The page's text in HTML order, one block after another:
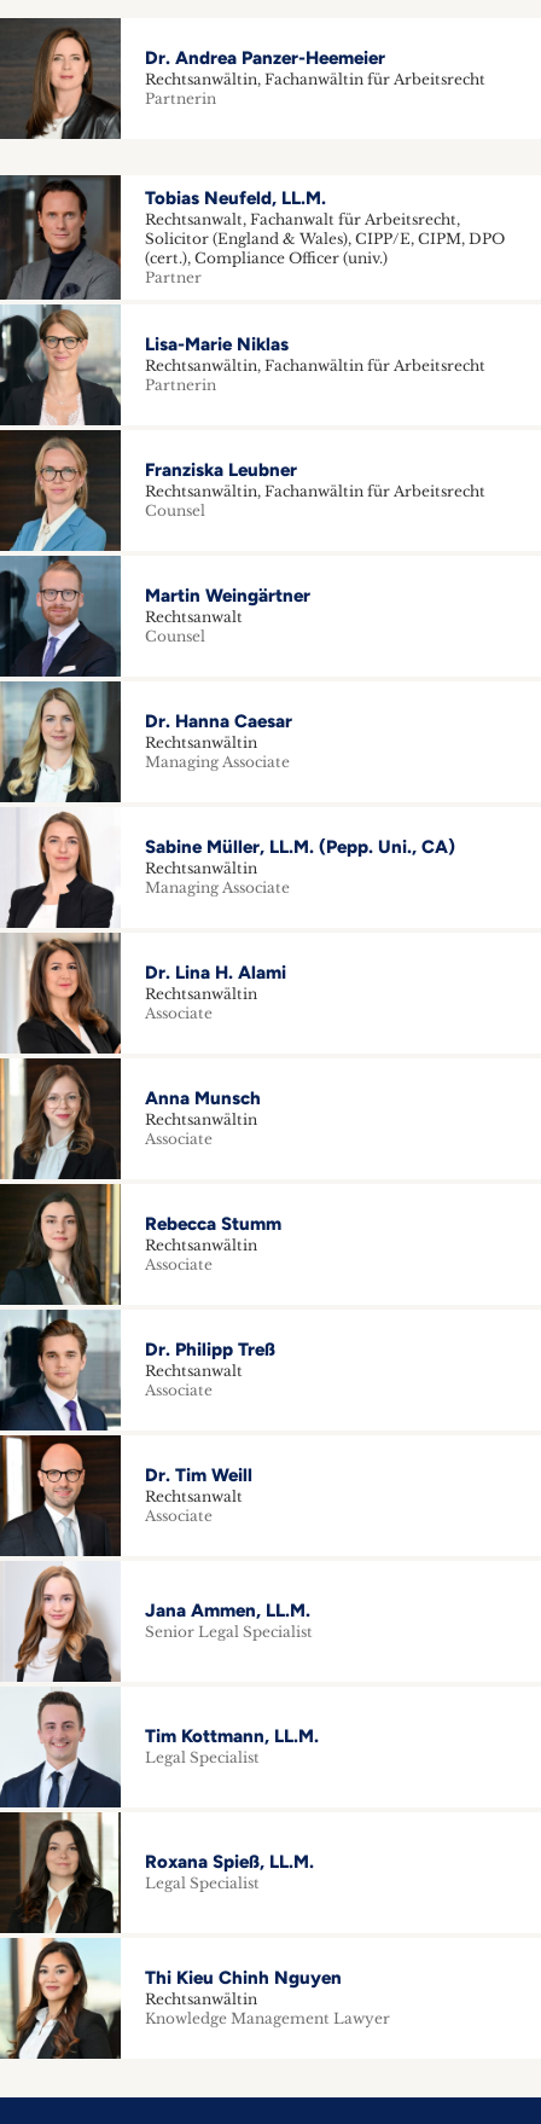
Dr. Andrea Panzer-Heemeier
Rechtsanwältin, Fachanwältin für Arbeitsrecht
Partnerin
Tobias Neufeld, LL.M.
Rechtsanwalt, Fachanwalt für Arbeitsrecht,
Solicitor (England & Wales), CIPP/E, CIPM, DPO
(cert.), Compliance Officer (univ.)
Partner
Lisa-Marie Niklas
Rechtsanwältin, Fachanwältin für Arbeitsrecht
Partnerin
Franziska Leubner
Rechtsanwältin, Fachanwältin für Arbeitsrecht
Counsel
Martin Weingärtner
Rechtsanwalt
Counsel
Dr. Hanna Caesar
Rechtsanwältin
Managing Associate
Sabine Müller, LL.M. (Pepp. Uni., CA)
Rechtsanwältin
Managing Associate
Dr. Lina H. Alami
Rechtsanwältin
Associate
Anna Munsch
Rechtsanwältin
Associate
Rebecca Stumm
Rechtsanwältin
Associate
Dr. Philipp Treß
Rechtsanwalt
Associate
Dr. Tim Weill
Rechtsanwalt
Associate
Jana Ammen, LL.M.
Senior Legal Specialist
Tim Kottmann, LL.M.
Legal Specialist
Roxana Spieß, LL.M.
Legal Specialist
Thi Kieu Chinh Nguyen
Rechtsanwältin
Knowledge Management Lawyer